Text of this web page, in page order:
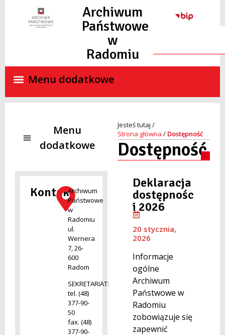
Archiwum
Państwowe
w
Radomiu
KontaktArchiwum
Państwowe
w
Radomiu
ul.
Wernera
7, 26-
600
Radom
SEKRETARIAT:
tel. (48)
377-90-
50
fax. (48)
377-90-
Strona główna / Dostępność
Dostępność
Deklaracja
dostępnośc
i 2026
20 stycznia,
2026
Informacje
ogólne
Archiwum
Państwowe w
Radomiu
zobowiązuje się
zapewnić